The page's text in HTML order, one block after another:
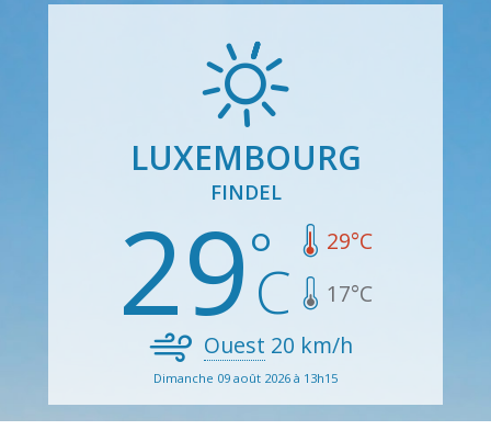
LUXEMBOURG
FINDEL
29 29°C
17°C
Ouest 20 km/h
Dimanche 09 août 2026 à 13h15